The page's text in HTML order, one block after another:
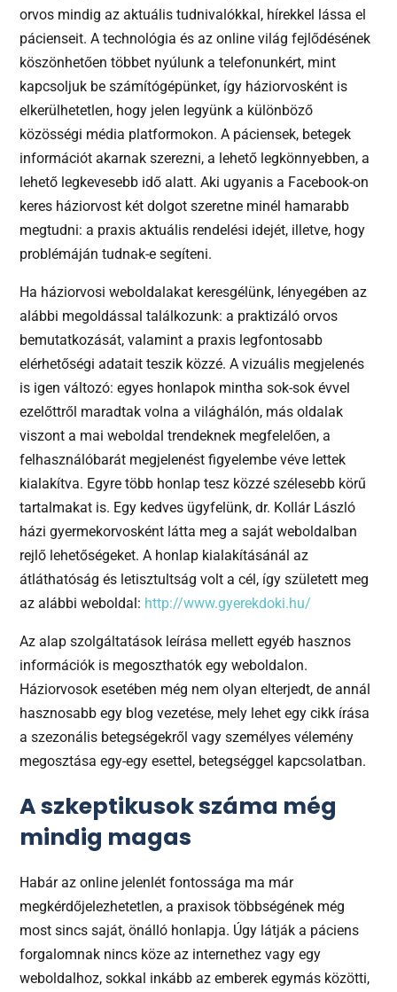
orvos mindig az aktuális tudnivalókkal, hírekkel lássa el
pácienseit. A technológia és az online világ fejlődésének
köszönhetően többet nyúlunk a telefonunkért, mint
kapcsoljuk be számítógépünket, így háziorvosként is
elkerülhetetlen, hogy jelen legyünk a különböző
közösségi média platformokon. A páciensek, betegek
információt akarnak szerezni, a lehető legkönnyebben, a
lehető legkevesebb idő alatt. Aki ugyanis a Facebook-on
keres háziorvost két dolgot szeretne minél hamarabb
megtudni: a praxis aktuális rendelési idejét, illetve, hogy
problémáján tudnak-e segíteni.
Ha háziorvosi weboldalakat keresgélünk, lényegében az
alábbi megoldással találkozunk: a praktizáló orvos
bemutatkozását, valamint a praxis legfontosabb
elérhetőségi adatait teszik közzé. A vizuális megjelenés
is igen változó: egyes honlapok mintha sok-sok évvel
ezelőttről maradtak volna a világhálón, más oldalak
viszont a mai weboldal trendeknek megfelelően, a
felhasználóbarát megjelenést figyelembe véve lettek
kialakítva. Egyre több honlap tesz közzé szélesebb körű
tartalmakat is. Egy kedves ügyfelünk, dr. Kollár László
házi gyermekorvosként látta meg a saját weboldalban
rejlő lehetőségeket. A honlap kialakításánál az
átláthatóság és letisztultság volt a cél, így született meg
az alábbi weboldal: http://www.gyerekdoki.hu/
Az alap szolgáltatások leírása mellett egyéb hasznos
információk is megoszthatók egy weboldalon.
Háziorvosok esetében még nem olyan elterjedt, de annál
hasznosabb egy blog vezetése, mely lehet egy cikk írása
a szezonális betegségekről vagy személyes vélemény
megosztása egy-egy esettel, betegséggel kapcsolatban.
A szkeptikusok száma még
mindig magas
Habár az online jelenlét fontossága ma már
megkérdőjelezhetetlen, a praxisok többségének még
most sincs saját, önálló honlapja. Úgy látják a páciens
forgalomnak nincs köze az internethez vagy egy
weboldalhoz, sokkal inkább az emberek egymás közötti,